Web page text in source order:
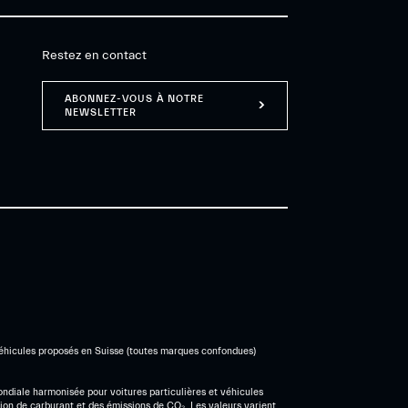
Restez en contact
ABONNEZ-VOUS À NOTRE
NEWSLETTER
proposés en Suisse (toutes marques confondues)
harmonisée pour voitures particulières et véhicules
de carburant et des émissions de CO₂. Les valeurs varient